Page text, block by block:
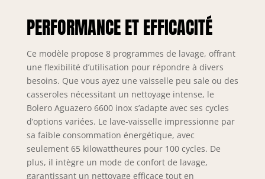
réduire la
consommation à 5,4
L, selon le
programme L'eau
du dernier cycle
clarifié est filtrée et
stockée dans un
réservoir à utiliser
dans le lavage
suivant 8
Programmes:
Choisissez le
programme qui
PERFORMANCE ET EFFICACITÉ
Ce modèle propose 8 programmes de lavage, offrant
une flexibilité d’utilisation pour répondre à divers
besoins. Que vous ayez une vaisselle peu sale ou des
casseroles nécessitant un nettoyage intense, le
Bolero Aguazero 6600 inox s’adapte avec ses cycles
d’options variées. Le lave-vaisselle impressionne par
sa faible consommation énergétique, avec
seulement 65 kilowattheures pour 100 cycles. De
plus, il intègre un mode de confort de lavage,
garantissant un nettoyage efficace tout en